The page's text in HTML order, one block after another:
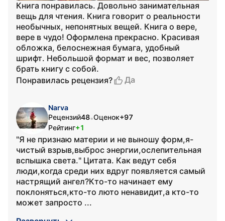
Книга понравилась. Довольно занимательная
вещь для чтения. Книга говорит о реальности
необычных, непонятных вещей. Книга о вере,
вере в чудо! Оформлена прекрасно. Красивая
обложка, белоснежная бумага, удобный
шрифт. Небольшой формат и вес, позволяет
брать книгу с собой.
Понравилась рецензия?
Да
Narva
Рецензий48•Оценок+97
Рейтинг+1
"Я не признаю материи и не выношу форм,я-
чистый взрыв,выброс энергии,ослепительная
вспышка света." Цитата. Как ведут себя
люди,когда среди них вдруг появляется самый
настрящий ангел?Кто-то начинает ему
поклоняться,кто-то люто ненавидит,а кто-то
может запросто ...